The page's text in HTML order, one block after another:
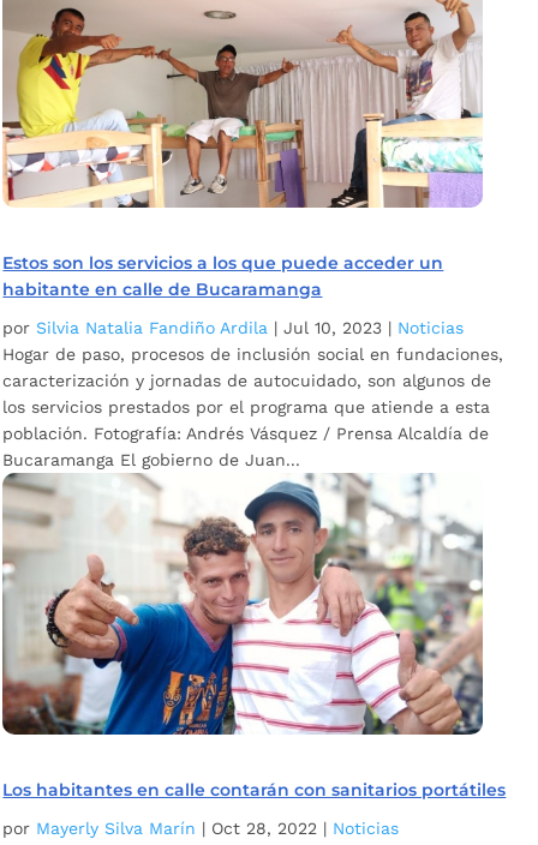
Estos son los servicios a los que puede acceder un
habitante en calle de Bucaramanga
porSilvia Natalia Fandiño Ardila |Jul 10, 2023 | Noticias
Hogar de paso, procesos de inclusión social en fundaciones,
caracterización y jornadas de autocuidado, son algunos de
los servicios prestados por el programa que atiende a esta
población. Fotografía: Andrés Vásquez / Prensa Alcaldía de
Bucaramanga El gobierno de Juan...
Los habitantes en calle contarán con sanitarios portátiles
por Mayerly Silva Marín | Oct 28, 2022 | Noticias